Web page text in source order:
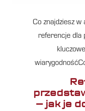
Co znajdziesz
referencje dla
– jak je